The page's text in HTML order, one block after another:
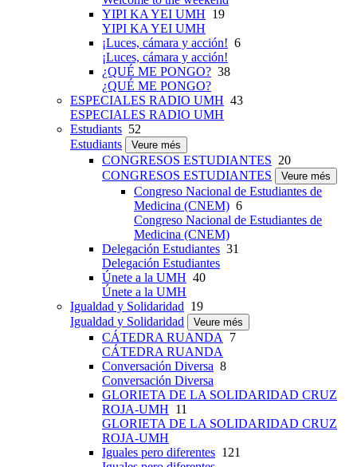
YIPI KA YEI UMH 19
YIPI KA YEI UMH
¡Luces, cámara y acción! 6
¡Luces, cámara y acción!
¿QUÉ ME PONGO? 38
¿QUÉ ME PONGO?
ESPECIALES RADIO UMH 43
ESPECIALES RADIO UMH
Estudiants 52
Estudiants
Veure més
CONGRESOS ESTUDIANTES 20
CONGRESOS ESTUDIANTES
Veure més
Congreso Nacional de Estudiantes de
Medicina (CNEM) 6
Congreso Nacional de Estudiantes de
Medicina (CNEM)
Delegación Estudiantes 31
Delegación Estudiantes
Únete a la UMH 40
Únete a la UMH
Igualdad y Solidaridad 19
Igualdad y Solidaridad
Veure més
CÁTEDRA RUANDA
7
CÁTEDRA RUANDA
Conversación Diversa 8
Conversación Diversa
GLORIETA DE LA SOLIDARIDAD CRUZ
ROJA-UMH 11
GLORIETA DE LA SOLIDARIDAD CRUZ
ROJA-UMH
Iguales pero diferentes 121